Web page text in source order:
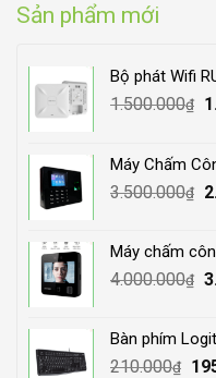
Sản phẩm mới
Bộ phát Wifi
1.500.000₫
Máy Chấm
3.500.000₫
Máy chấm
4.000.000₫
Bàn phím
210.000₫